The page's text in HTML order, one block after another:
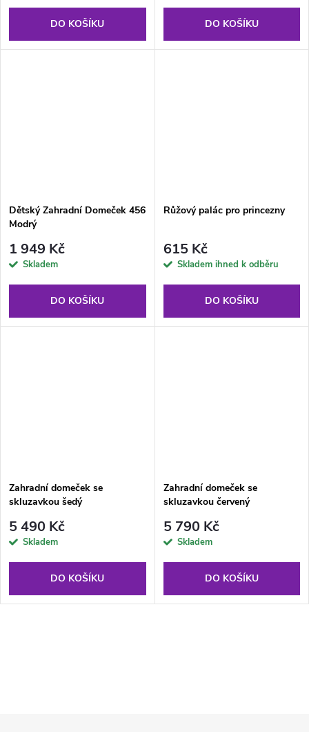
DO KOŠÍKU DO KOŠÍKU
Dětský Zahradní Domeček 456
Modrý
1 949 Kč
Skladem
DO KOŠÍKU
Růžový palác pro princezny
615 Kč
Skladem ihned k odběru
DO KOŠÍKU
Zahradní domeček se
skluzavkou šedý
5 490 Kč
Skladem
DO KOŠÍKU
Zahradní domeček se
skluzavkou červený
5 790 Kč
Skladem
DO KOŠÍKU